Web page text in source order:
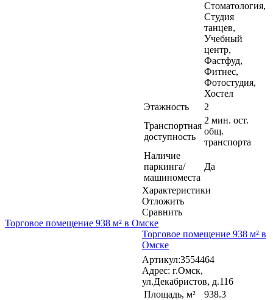
Стоматология,
Студия
танцев,
Учебный
центр,
Фастфуд,
Фитнес,
Фотостудия,
Хостел
Этажность
2
Транспортная
доступность
2 мин. ост.
общ.
транспорта
Наличие
паркинга/
машиноместа
Да
Характеристики
Отложить
Сравнить
Торговое помещение 938 м² в Омске
Торговое помещение 938 м² в
Омске
Артикул:3554464
Адрес: г.Омск,
ул.Декабристов, д.116
Площадь, м²
938.3